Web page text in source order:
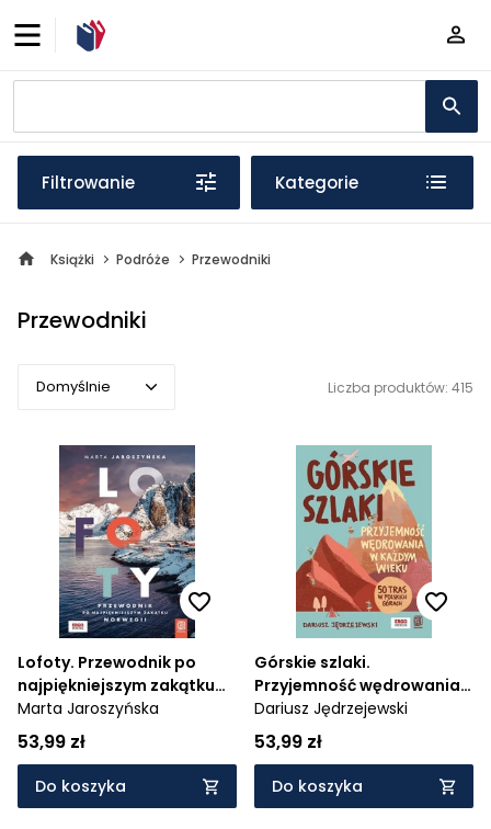
Filtrowanie Kategorie
Książki Podróże Przewodniki
Przewodniki
Domyślnie
Domyślnie
Popularne
Cena rosnąco
Cena malejąco
Od najnowszych
Od najstarszych
Liczba produktów: 415
Lofoty. Przewodnik po
najpiękniejszym zakątku
Norwegii
Marta Jaroszyńska
53,99 zł
Do koszyka
Górskie szlaki.
Przyjemność wędrowania
w każdym wieku. 50 tras w
polskich górach
Dariusz Jędrzejewski
53,99 zł
Do koszyka